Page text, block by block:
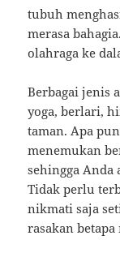
tubuh
merasa
olahraga ke
Berbagai jenis
yoga, berlari,
taman. Apa
menemukan
sehingga
Tidak perlu
nikmati saja
rasakan